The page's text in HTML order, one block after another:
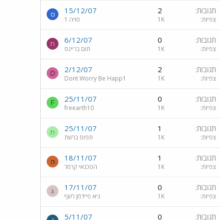
תגובות 2
צפיות 1K
15/12/07
סויה 1
ס
תגובות 0
צפיות 1K
6/12/07
תום בריינס
ת
תגובות 2
צפיות 1K
2/12/07
Dont Worry Be Happ1
D
תגובות 0
צפיות 1K
25/11/07
freearth10
F
תגובות 1
צפיות 1K
25/11/07
תפוס ברשת
ת
תגובות 1
צפיות 1K
18/11/07
הטכנאי קרמר
ה
תגובות 0
צפיות 1K
17/11/07
גיא פיידמן רשף
ג
תגובות 0
5/11/07